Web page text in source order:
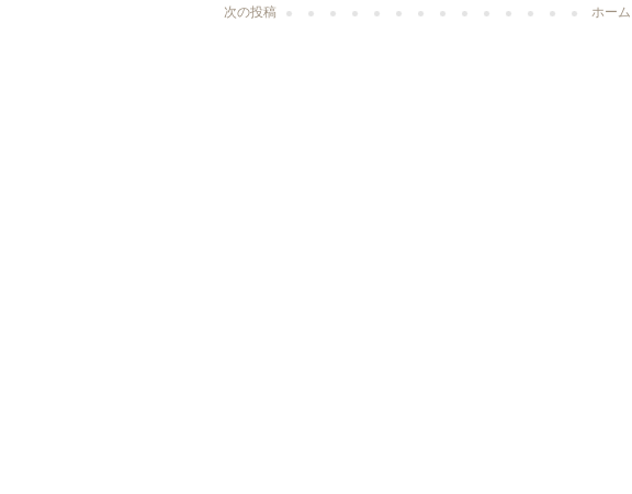
次の投稿 ホーム